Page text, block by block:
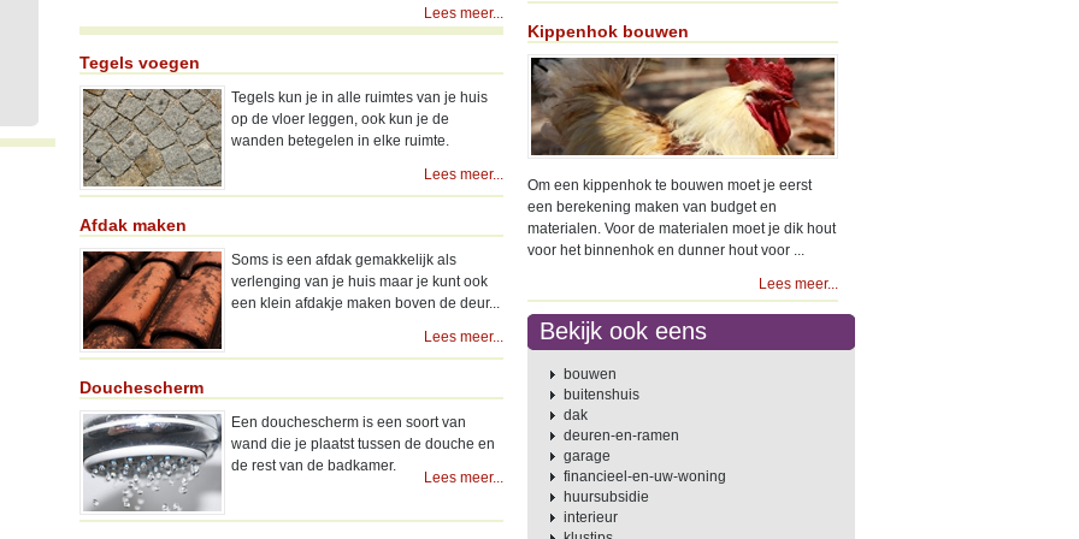
Lees meer...
Tegels voegen
Tegels kun je in alle ruimtes van je huis
op de vloer leggen, ook kun je de
wanden betegelen in elke ruimte.
Lees meer...
Afdak maken
Soms is een afdak gemakkelijk als
verlenging van je huis maar je kunt ook
een klein afdakje maken boven de deur...
Lees meer...
Douchescherm
Een douchescherm is een soort van
wand die je plaatst tussen de douche en
de rest van de badkamer.
Lees meer...
Kippenhok bouwen
Om een kippenhok te bouwen moet je eerst
een berekening maken van budget en
materialen. Voor de materialen moet je dik hout
voor het binnenhok en dunner hout voor ...
Lees meer...
Bekijk ook eens
bouwen
buitenshuis
dak
deuren-en-ramen
garage
financieel-en-uw-woning
huursubsidie
interieur